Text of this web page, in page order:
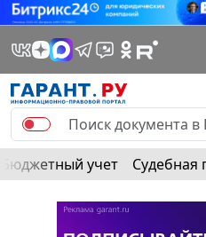
Бюджетный учет Судебная